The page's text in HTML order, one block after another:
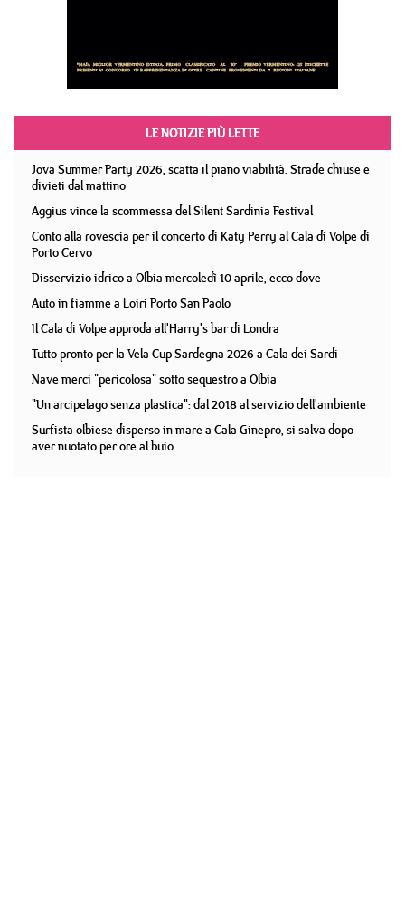
LE NOTIZIE PIÙ LETTE
Jova Summer Party 2026, scatta il piano viabilità. Strade chiuse e
divieti dal mattino
Aggius vince la scommessa del Silent Sardinia Festival
Conto alla rovescia per il concerto di Katy Perry al Cala di Volpe di
Porto Cervo
Disservizio idrico a Olbia mercoledì 10 aprile, ecco dove
Auto in fiamme a Loiri Porto San Paolo
Il Cala di Volpe approda all'Harry's bar di Londra
Tutto pronto per la Vela Cup Sardegna 2026 a Cala dei Sardi
Nave merci "pericolosa" sotto sequestro a Olbia
"Un arcipelago senza plastica": dal 2018 al servizio dell'ambiente
Surfista olbiese disperso in mare a Cala Ginepro, si salva dopo
aver nuotato per ore al buio